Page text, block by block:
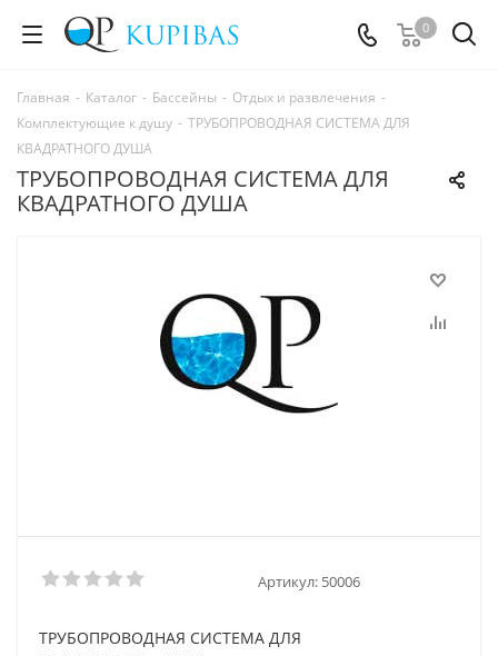
0
Главная - Каталог - Бассейны - Отдых и развлечения -
Комплектующие к душу - ТРУБОПРОВОДНАЯ СИСТЕМА ДЛЯ
КВАДРАТНОГО ДУША
ТРУБОПРОВОДНАЯ СИСТЕМА ДЛЯ
КВАДРАТНОГО ДУША
Артикул: 50006
ТРУБОПРОВОДНАЯ СИСТЕМА ДЛЯ